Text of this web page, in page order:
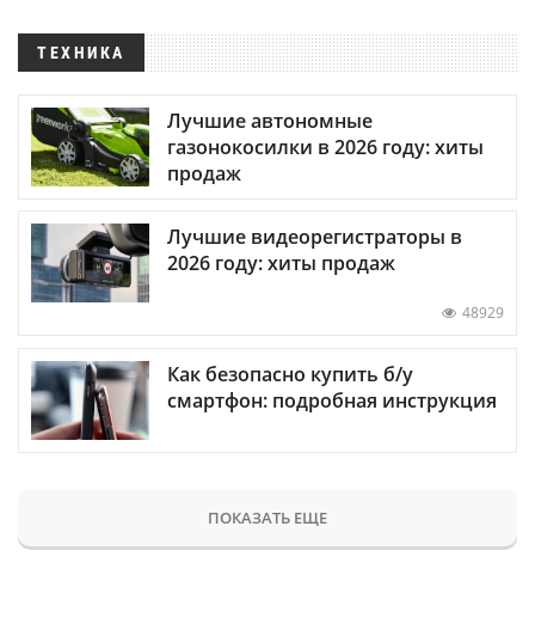
ТЕХНИКА
Лучшие автономные
газонокосилки в 2026 году: хиты
продаж
Лучшие видеорегистраторы в
2026 году: хиты продаж
48929
Как безопасно купить б/у
смартфон: подробная инструкция
ПОКАЗАТЬ ЕЩЕ